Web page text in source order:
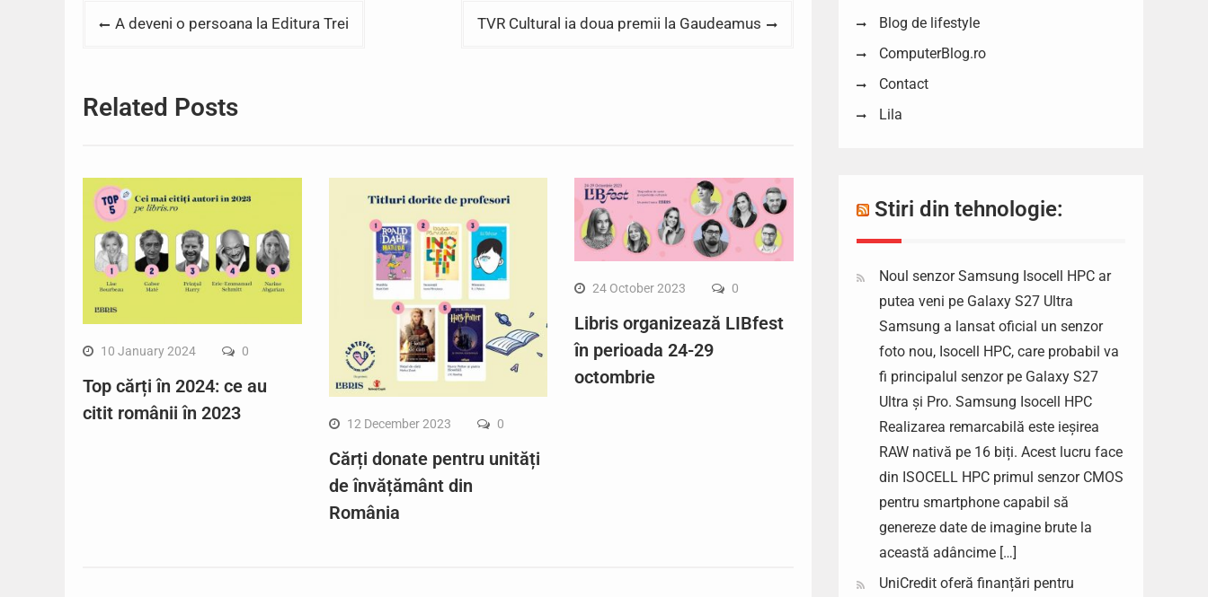
PostA deveni o persoana la Editura Trei TVR Cultural ia doua premii la Gaudeamus
Related Posts
10 January 2024 0
Top cărți în 2024: ce au
citit românii în 2023
12 December 2023 0
Cărți donate pentru unități
de învățământ din
România
24 October 2023 0
Libris organizează LIBfest
în perioada 24-29
octombrie
Blog de lifestyle
ComputerBlog.ro
Contact
Lila
Stiri din tehnologie:
Noul senzor Samsung Isocell HPC ar
putea veni pe Galaxy S27 Ultra
Samsung a lansat oficial un senzor
foto nou, Isocell HPC, care probabil va
fi principalul senzor pe Galaxy S27
Ultra și Pro. Samsung Isocell HPC
Realizarea remarcabilă este ieșirea
RAW nativă pe 16 biți. Acest lucru face
din ISOCELL HPC primul senzor CMOS
pentru smartphone capabil să
genereze date de imagine brute la
această adâncime […]
UniCredit oferă finanțări pentru